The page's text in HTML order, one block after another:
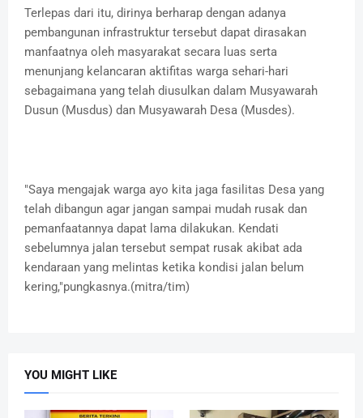
Terlepas dari itu, dirinya berharap dengan adanya
pembangunan infrastruktur tersebut dapat dirasakan
manfaatnya oleh masyarakat secara luas serta
menunjang kelancaran aktifitas warga sehari-hari
sebagaimana yang telah diusulkan dalam Musyawarah
Dusun (Musdus) dan Musyawarah Desa (Musdes).
"Saya mengajak warga ayo kita jaga fasilitas Desa yang
telah dibangun agar jangan sampai mudah rusak dan
pemanfaatannya dapat lama dilakukan. Kendati
sebelumnya jalan tersebut sempat rusak akibat ada
kendaraan yang melintas ketika kondisi jalan belum
kering,"pungkasnya.(mitra/tim)
YOU MIGHT LIKE